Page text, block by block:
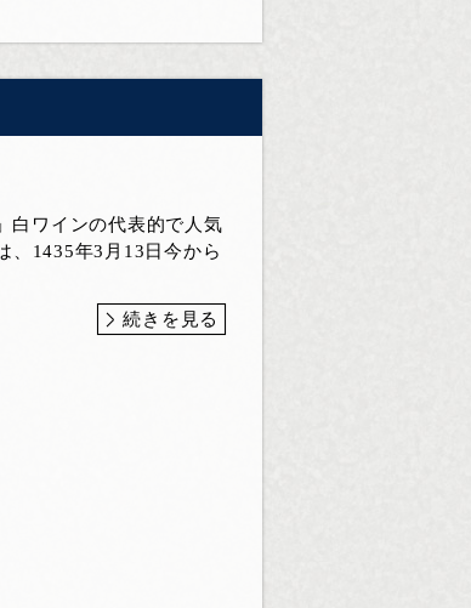
白ワインの代表的で人気
、1435年3月13日今から
続きを見る